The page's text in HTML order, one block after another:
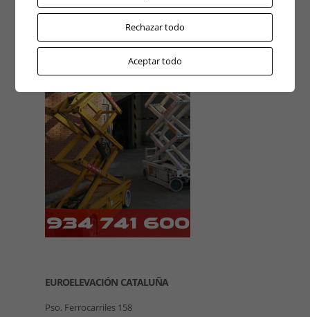
EUROELEVACIÓN CATALUÑA
Pso. Ferrocarriles 158
Rechazar todo
Aceptar todo